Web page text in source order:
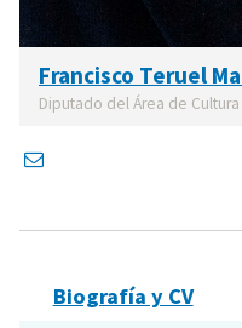
Francisco Teruel
Diputado del Área de Cultura
Biografía y CV